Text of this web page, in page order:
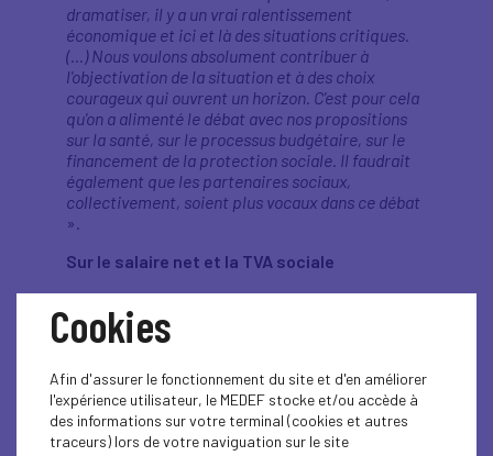
dramatiser, il y a un vrai ralentissement
économique et ici et là des situations critiques.
(…) Nous voulons absolument contribuer à
l'objectivation de la situation et à des choix
courageux qui ouvrent un horizon. C'est pour cela
qu'on a alimenté le débat avec nos propositions
sur la santé, sur le processus budgétaire, sur le
financement de la protection sociale. Il faudrait
également que les partenaires sociaux,
collectivement, soient plus vocaux dans ce débat
».
Sur le salaire net et la TVA sociale
«La TVA sociale existe déjà puisque 50 milliards
de financement de la protection sociale se font
par la TVA, et par ailleurs beaucoup plus par la
transparence, de la loyauté, de la clarté dans ce
débat. Tout comme sur les retraites, où la
capitalisation existe déjà via le Préfon dans la
fonction publique et dans le privé via les 150
Cookies
Afin d'assurer le fonctionnement du site et d'en améliorer
l'expérience utilisateur, le MEDEF stocke et/ou accède à
des informations sur votre terminal (cookies et autres
traceurs) lors de votre naviguation sur le site